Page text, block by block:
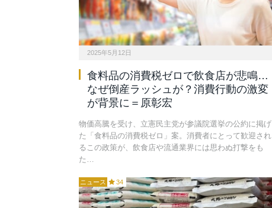
2025年5月12日
食料品の消費税ゼロで飲食店が悲鳴…
なぜ倒産ラッシュが？消費行動の激変
が背景に＝原彰宏
物価高騰を受け、立憲民主党が参議院選挙の公約に掲げ
た「食料品の消費税ゼロ」案。消費者にとって歓迎され
るこの政策が、飲食店や流通業界には思わぬ打撃をも
た…
ニュース 34